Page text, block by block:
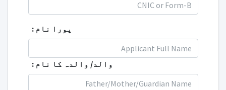
پورا نام :
والد/ والدہ کا نام :